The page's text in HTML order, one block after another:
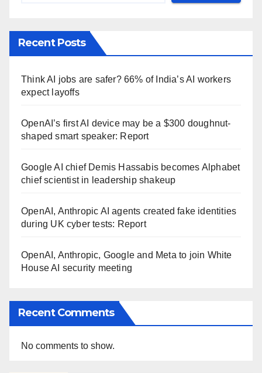
Recent Posts
Think AI jobs are safer? 66% of India’s AI workers
expect layoffs
OpenAI’s first AI device may be a $300 doughnut-
shaped smart speaker: Report
Google AI chief Demis Hassabis becomes Alphabet
chief scientist in leadership shakeup
OpenAI, Anthropic AI agents created fake identities
during UK cyber tests: Report
OpenAI, Anthropic, Google and Meta to join White
House AI security meeting
Recent Comments
No comments to show.